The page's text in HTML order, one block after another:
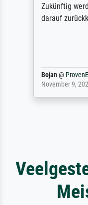
Zukünftig
darauf
Bojan@
November 9,